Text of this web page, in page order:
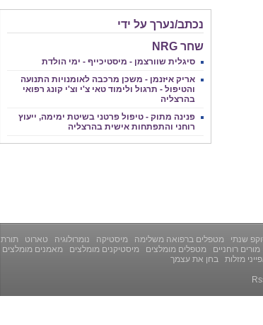
נכתב/נערך על ידי
שחר NRG
סיגלית שוורצמן - מיסטיכייף - ימי הולדת
אריק איזנמן - משכן מרכבה לאומנויות התנועה
והטיפול - תרגול ולימוד טאי צ'י וצ'י קונג רפואי
בהרצליה
פנינה מתוק - טיפול פרטני בשיטת ימימה, ייעוץ
רוחני והתפתחות אישית בהרצליה
שנתי מטפלים ברפואה משלימה מיסטיקה נומרולוגיה טארוט
תורת
מורים רוחניים מטפלים מומלצים מיסטיקנים מומלצים
מאמנים מומלצים
מזלות בחן את עצמך